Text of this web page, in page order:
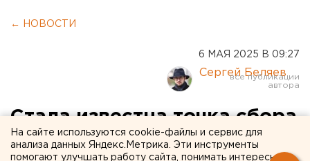
← НОВОСТИ
6 МАЯ 2025 В 09:27
Сергей Беляев
Стала известна точка сбора
участников «Бессмертного
На сайте используются cookie-файлы и сервис для
анализа данных Яндекс.Метрика. Эти инструменты
помогают улучшать работу сайта, понимать интересы